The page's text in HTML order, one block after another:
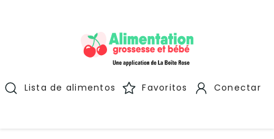
Lista de alimentos Favoritos Conectar